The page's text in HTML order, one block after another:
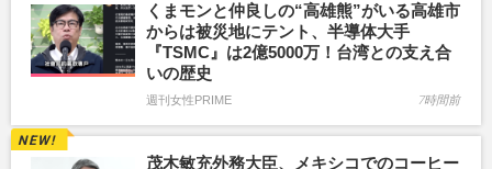
くまモンと仲良しの“高雄熊”がいる高雄市
からは被災地にテント、半導体大手
『TSMC』は2億5000万！台湾との支え合
いの歴史
週刊女性PRIME 7時間前
茂木敏充外務大臣、メキシコでのコーヒー